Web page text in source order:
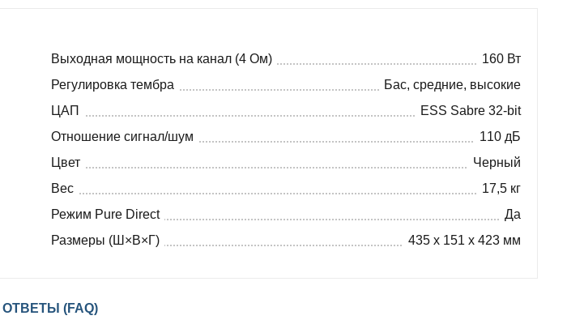
Выходная мощность на канал (4 Ом)
160 Вт
Регулировка тембра
Бас, средние, высокие
ЦАП
ESS Sabre 32-bit
Отношение сигнал/шум
110 дБ
Цвет
Черный
Вес
17,5 кг
Режим Pure Direct
Да
Размеры (Ш×В×Г)
435 x 151 x 423 мм
ОТВЕТЫ (FAQ)